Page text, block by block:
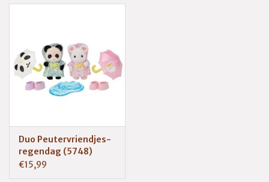
Duo Peutervriendjes-
regendag (5748)
€15,99